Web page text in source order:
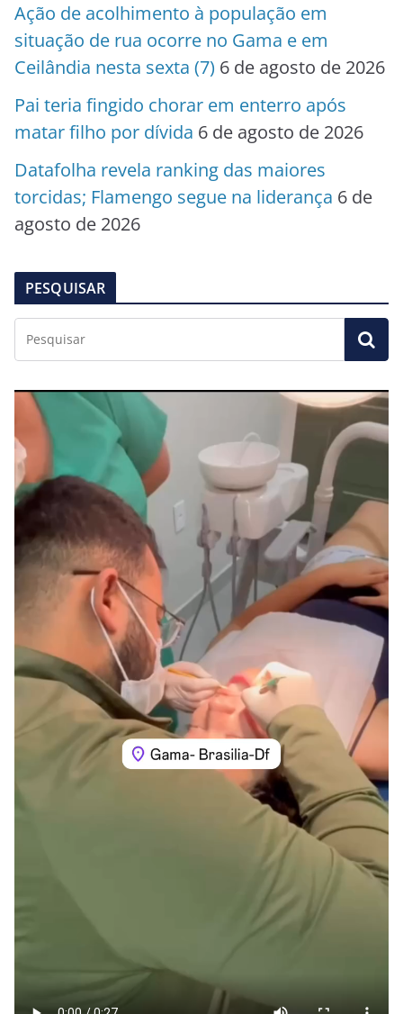
Ação de acolhimento à população em
situação de rua ocorre no Gama e em
Ceilândia nesta sexta (7) 6 de agosto de 2026
Pai teria fingido chorar em enterro após
matar filho por dívida 6 de agosto de 2026
Datafolha revela ranking das maiores
torcidas; Flamengo segue na liderança 6 de
agosto de 2026
PESQUISAR